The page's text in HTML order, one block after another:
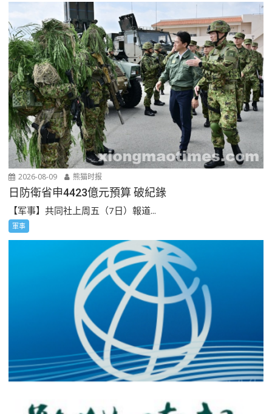
2026-08-09 熊猫时报
日防衛省申4423億元預算 破紀錄
【军事】共同社上周五（7日）報道...
軍事